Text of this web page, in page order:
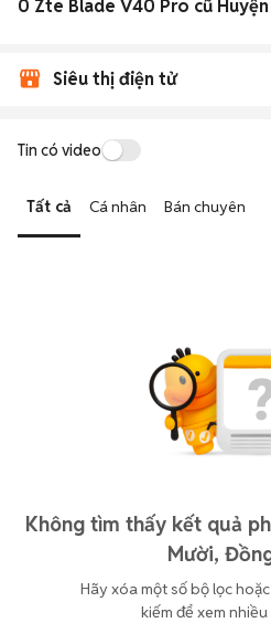
Siêu thị điện tử
Tin có video
Tất cả Cá nhân Bán chuyên
Không tìm thấy kết quả
Mười,
Hãy xóa một số bộ lọc
kiếm để xem